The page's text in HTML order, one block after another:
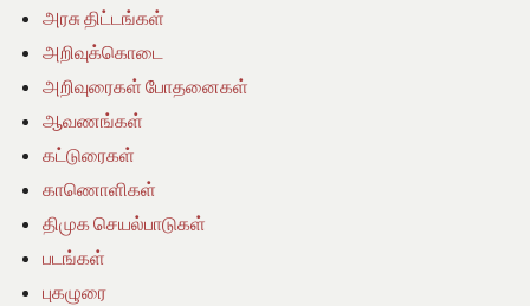
அரசு திட்டங்கள்
அறிவுக்கொடை
அறிவுரைகள் போதனைகள்
ஆவணங்கள்
கட்டுரைகள்
காணொளிகள்
திமுக செயல்பாடுகள்
படங்கள்
புகழுரை